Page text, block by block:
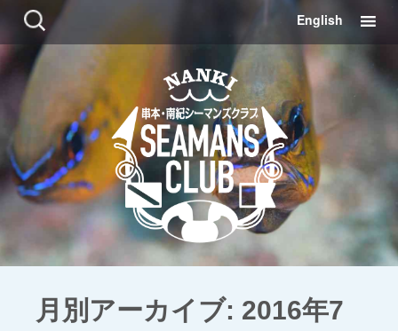
検
索:
コ
ン
ツ
に
English
月別アーカイブ: 2016年7